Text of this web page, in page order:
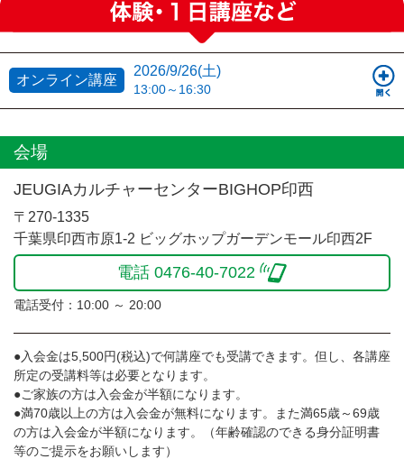
オンライン講座
2026/9/26(土)
13:00～16:30
会場
JEUGIAカルチャーセンターBIGHOP印西
〒270-1335
千葉県印西市原1-2 ビッグホップガーデンモール印西2F
電話 0476-40-7022
電話受付：10:00 ～ 20:00
●入会金は5,500円(税込)で何講座でも受講できます。但し、各講座
所定の受講料等は必要となります。
●ご家族の方は入会金が半額になります。
●満70歳以上の方は入会金が無料になります。また満65歳～69歳
の方は入会金が半額になります。（年齢確認のできる身分証明書
等のご提示をお願いします）